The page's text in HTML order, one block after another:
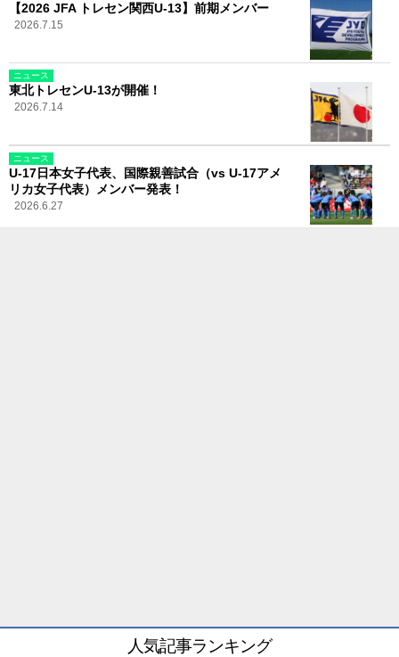
【2026 JFA トレセン関西U-13】前期メンバー
2026.7.15
ニュース
東北トレセンU-13が開催！
2026.7.14
ニュース
U-17日本女子代表、国際親善試合（vs U-17アメ
リカ女子代表）メンバー発表！
2026.6.27
人気記事ランキング